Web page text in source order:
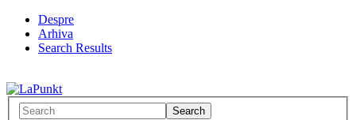
Despre
Arhiva
Search Results